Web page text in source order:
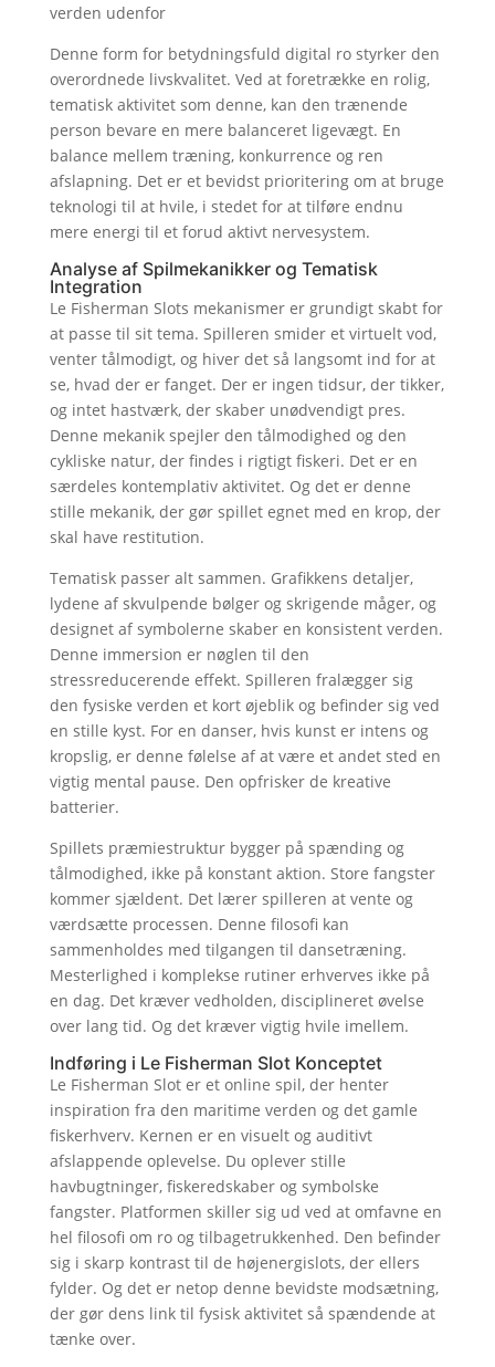
verden udenfor
Denne form for betydningsfuld digital ro styrker den
overordnede livskvalitet. Ved at foretrække en rolig,
tematisk aktivitet som denne, kan den trænende
person bevare en mere balanceret ligevægt. En
balance mellem træning, konkurrence og ren
afslapning. Det er et bevidst prioritering om at bruge
teknologi til at hvile, i stedet for at tilføre endnu
mere energi til et forud aktivt nervesystem.
Analyse af Spilmekanikker og Tematisk
Integration
Le Fisherman Slots mekanismer er grundigt skabt for
at passe til sit tema. Spilleren smider et virtuelt vod,
venter tålmodigt, og hiver det så langsomt ind for at
se, hvad der er fanget. Der er ingen tidsur, der tikker,
og intet hastværk, der skaber unødvendigt pres.
Denne mekanik spejler den tålmodighed og den
cykliske natur, der findes i rigtigt fiskeri. Det er en
særdeles kontemplativ aktivitet. Og det er denne
stille mekanik, der gør spillet egnet med en krop, der
skal have restitution.
Tematisk passer alt sammen. Grafikkens detaljer,
lydene af skvulpende bølger og skrigende måger, og
designet af symbolerne skaber en konsistent verden.
Denne immersion er nøglen til den
stressreducerende effekt. Spilleren fralægger sig
den fysiske verden et kort øjeblik og befinder sig ved
en stille kyst. For en danser, hvis kunst er intens og
kropslig, er denne følelse af at være et andet sted en
vigtig mental pause. Den opfrisker de kreative
batterier.
Spillets præmiestruktur bygger på spænding og
tålmodighed, ikke på konstant aktion. Store fangster
kommer sjældent. Det lærer spilleren at vente og
værdsætte processen. Denne filosofi kan
sammenholdes med tilgangen til dansetræning.
Mesterlighed i komplekse rutiner erhverves ikke på
en dag. Det kræver vedholden, disciplineret øvelse
over lang tid. Og det kræver vigtig hvile imellem.
Indføring i Le Fisherman Slot Konceptet
Le Fisherman Slot er et online spil, der henter
inspiration fra den maritime verden og det gamle
fiskerhverv. Kernen er en visuelt og auditivt
afslappende oplevelse. Du oplever stille
havbugtninger, fiskeredskaber og symbolske
fangster. Platformen skiller sig ud ved at omfavne en
hel filosofi om ro og tilbagetrukkenhed. Den befinder
sig i skarp kontrast til de højenergislots, der ellers
fylder. Og det er netop denne bevidste modsætning,
der gør dens link til fysisk aktivitet så spændende at
tænke over.